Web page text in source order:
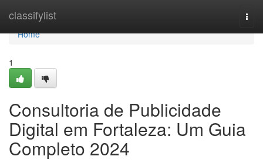
classifylist
Home
Home
1
Consultoria de Publicidade
Digital em Fortaleza: Um Guia
Completo 2024